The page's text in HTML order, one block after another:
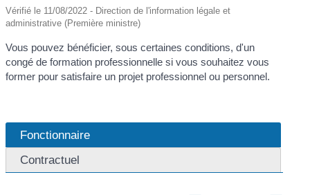
Vérifié le 11/08/2022 - Direction de l'information légale et
administrative (Première ministre)
Vous pouvez bénéficier, sous certaines conditions, d'un
congé de formation professionnelle si vous souhaitez vous
former pour satisfaire un projet professionnel ou personnel.
Fonctionnaire
Contractuel